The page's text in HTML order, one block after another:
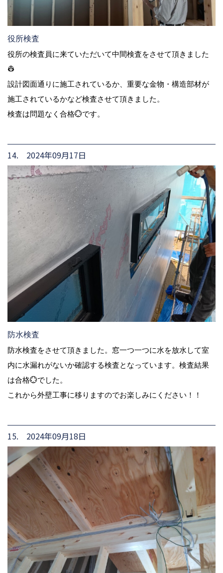
役所検査
役所の検査員に来ていただいて中間検査をさせて頂きました
👷
設計図面通りに施工されているか、重要な金物・構造部材が
施工されているかなど検査させて頂きました。
検査は問題なく合格💮です。
14. 2024年09月17日
防水検査
防水検査をさせて頂きました。窓一つ一つに水を放水して室
内に水漏れがないか確認する検査となっています。検査結果
は合格💮でした。
これから外壁工事に移りますのでお楽しみにください！！
15. 2024年09月18日